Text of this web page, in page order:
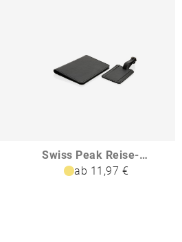
Swiss Peak Reise-Geschenkset aus GRS recyceltem PU
ab 11,97 €